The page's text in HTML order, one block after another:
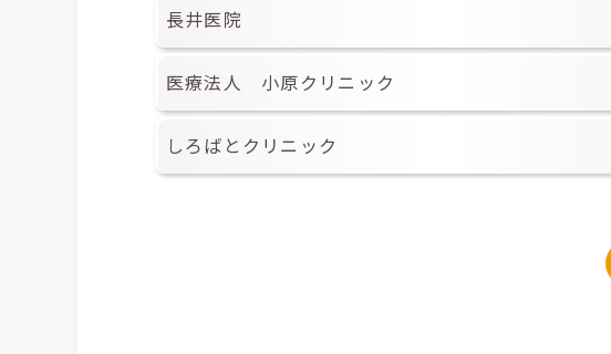
長井医院
医療法人 小原クリニック
しろばとクリニック